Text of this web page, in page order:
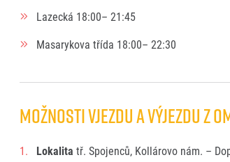
Lazecká 18:00– 21:45
Masarykova třída 18:00– 22:30
MOŽNOSTI VJEZDU A VÝJEZDU Z
Lokalita tř. Spojenců, Kollárovo nám. –